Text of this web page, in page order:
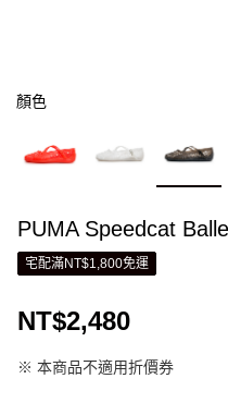
顏色
PUMA Speedcat
宅配滿NT$1,800免運
NT$2,480
※ 本商品不適用折價券